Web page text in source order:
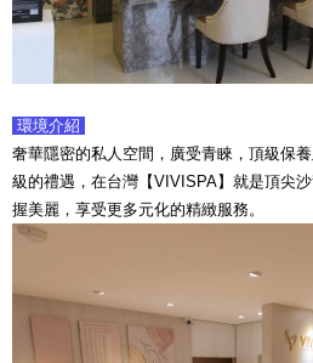
環境介紹
奢華隱密的私人空間，廣受青睞，頂級保
級的禮遇，在台灣【VIVISPA】就是頂尖
握美麗，享受更多元化的精緻服務。